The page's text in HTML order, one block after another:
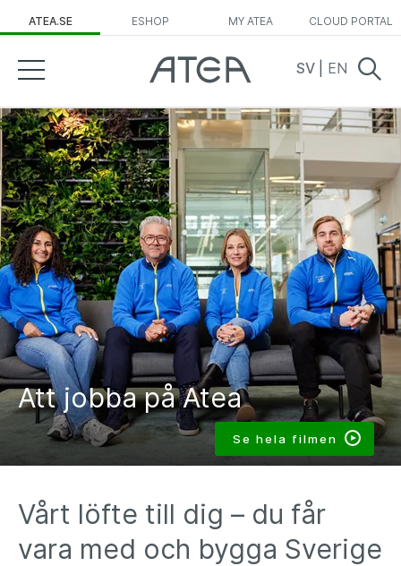
ATEA.SE ESHOP MY ATEA CLOUD PORTAL
SV EN
Att jobba på Atea
Se hela filmen
Vårt löfte till dig – du får
vara med och bygga Sverige